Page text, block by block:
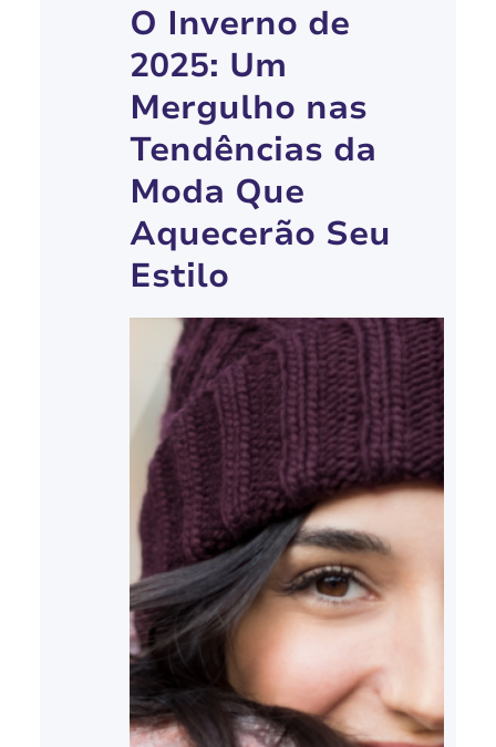
O Inverno de
2025: Um
Mergulho nas
Tendências da
Moda Que
Aquecerão Seu
Estilo